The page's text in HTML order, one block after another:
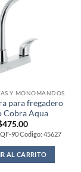
Y MONOMANDOS
para fregadero
Cobra Aqua
475.00
90 Codigo: 45627
AL CARRITO